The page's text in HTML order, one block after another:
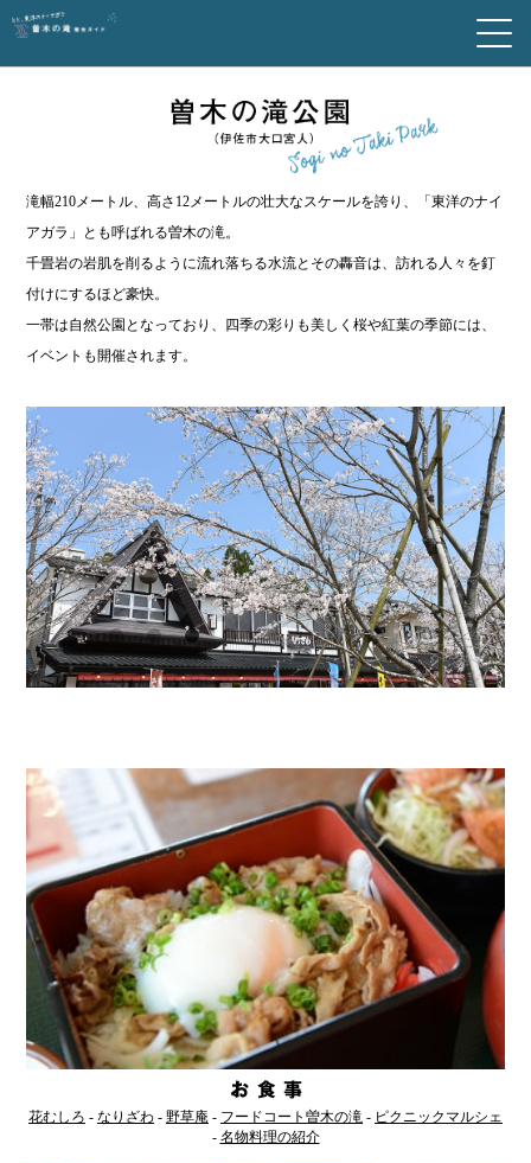
滝幅210メートル、高さ12メートルの壮大なスケールを誇り、「東洋のナイ
アガラ」とも呼ばれる曽木の滝。
千畳岩の岩肌を削るように流れ落ちる水流とその轟音は、訪れる人々を釘
付けにするほど豪快。
一帯は自然公園となっており、四季の彩りも美しく桜や紅葉の季節には、
イベントも開催されます。
花むしろ - なりざわ - 野草庵 - フードコート曽木の滝 - ピクニックマルシェ
- 名物料理の紹介